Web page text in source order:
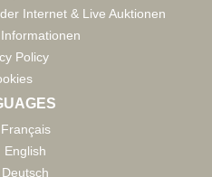
Internet & Live Auktionen
Policy
Français
English
Deutsch